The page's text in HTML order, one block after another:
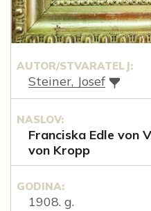
AUTOR/STVARATELJ:
Steiner, Josef
NASLOV:
Franciska Edle von
von Kropp
GODINA:
1908. g.